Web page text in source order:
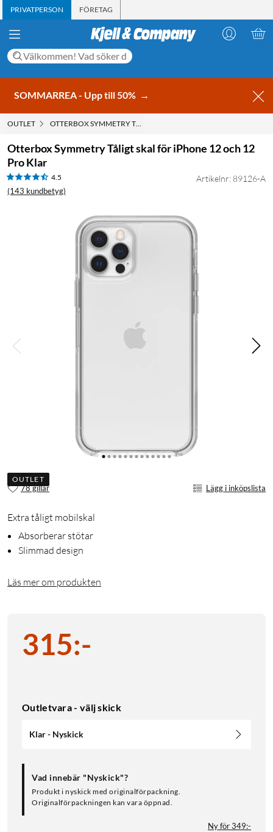
PRIVATPERSON FÖRETAG
SOMMARREA - Upp till 50% →
OUTLET OTTERBOX SYMMETRY TÅLIGT SKAL FÖR IPHONE 12 OCH 12
Otterbox Symmetry Tåligt skal för iPhone 12 och 12
Pro Klar
4.5
(143 kundbetyg)
Artikelnr: 89126-A
OUTLET
78 gillar Lägg i inköpslista
Extra tåligt mobilskal
Absorberar stötar
Slimmad design
Läs mer om produkten
315:-
Outletvara - välj skick
Klar - Nyskick
Vad innebär "Nyskick"?
Produkt i nyskick med originalförpackning.
Originalförpackningen kan vara öppnad.
Ny för 349:-